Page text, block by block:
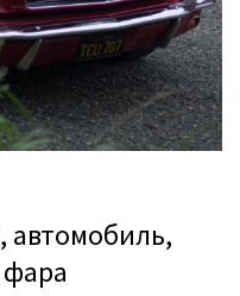
автомобиль,